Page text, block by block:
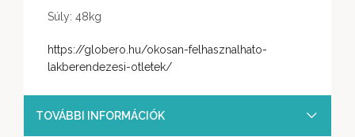
Súly: 48kg
https://globero.hu/okosan-felhasznalhato-
lakberendezesi-otletek/
TOVÁBBI INFORMÁCIÓK